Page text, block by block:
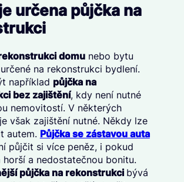
určena půjčka na
domunebo bytu
na rekonstrukci bydlení.
například půjčka na
bez zajištění, kdy není nutné
nemovitostí. V některých
však zajištění nutné. Někdy lze
autem. Půjčka se zástavou auta
půjčit si více peněz, i pokud
horší a nedostatečnou bonitu.
půjčka na rekonstrukci bývá